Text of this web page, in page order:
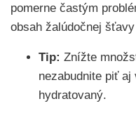
pomerne častým
obsah žalúdočnej
Tip: Znížte
nezabudnite piť
hydratovaný.